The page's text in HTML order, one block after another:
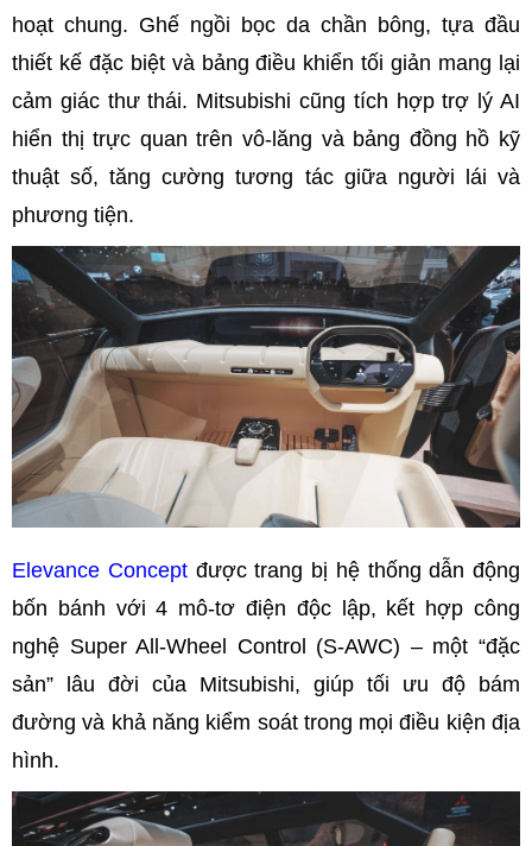
hoạt chung. Ghế ngồi bọc da chần bông, tựa đầu
thiết kế đặc biệt và bảng điều khiển tối giản mang lại
cảm giác thư thái. Mitsubishi cũng tích hợp trợ lý AI
hiển thị trực quan trên vô-lăng và bảng đồng hồ kỹ
thuật số, tăng cường tương tác giữa người lái và
phương tiện.
Elevance Conceptđược trang bị hệ thống dẫn động
bốn bánh với 4 mô-tơ điện độc lập, kết hợp công
nghệ Super All-Wheel Control (S-AWC) – một “đặc
sản” lâu đời của Mitsubishi, giúp tối ưu độ bám
đường và khả năng kiểm soát trong mọi điều kiện địa
hình.